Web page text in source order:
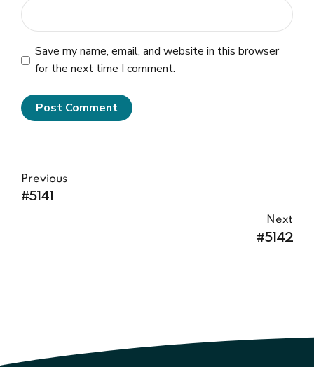
Save my name, email, and website in this browser
for the next time I comment.
Post Comment
Previous
#5141
Next
#5142